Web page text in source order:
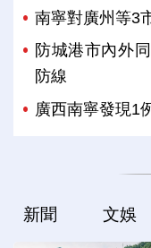
南寧對廣州等3
防城港市內外
防線
廣西南寧發現1
新聞 文娛